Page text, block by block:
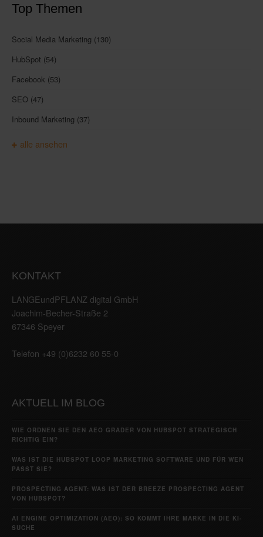
Top Themen
Social Media Marketing (130)
HubSpot (54)
Facebook (53)
SEO (47)
Inbound Marketing (37)
alle ansehen
KONTAKT
LANGEundPFLANZ digital GmbH
Joachim-Becher-Straße 2
67346 Speyer
Telefon +49 (0)6232 60 55-0
AKTUELL IM BLOG
WIE ORDNEN SIE DEN AEO GRADER VON HUBSPOT STRATEGISCH
RICHTIG EIN?
WAS IST DIE HUBSPOT LOOP MARKETING SOFTWARE UND FÜR WEN
PASST SIE?
PROSPECTING AGENT: WAS IST DER BREEZE PROSPECTING AGENT
VON HUBSPOT?
AI ENGINE OPTIMIZATION (AEO): SO KOMMT IHRE MARKE IN DIE KI-
SUCHE